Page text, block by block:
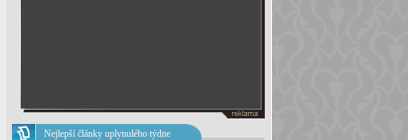
Nejlepší články uplynulého týdne